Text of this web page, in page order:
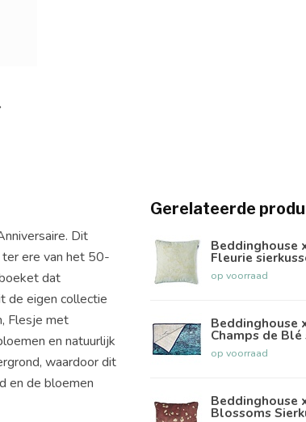
Dit
ter ere van het 50-
dat
de eigen collectie
Flesje met
en natuurlijk
waardoor dit
en de bloemen
Gerelateerde
Beddinghouse
Fleurie
op voorraad
Beddinghouse
Champs de
op voorraad
Beddinghouse
Blossoms